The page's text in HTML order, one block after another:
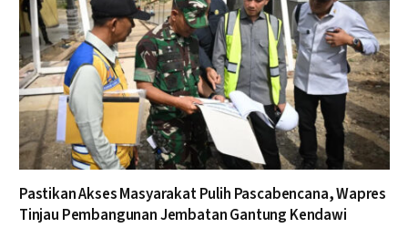
Pastikan Akses Masyarakat Pulih Pascabencana, Wapres
Tinjau Pembangunan Jembatan Gantung Kendawi